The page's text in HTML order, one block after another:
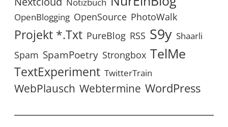
Notizbuch
OpenBlogging OpenSource PhotoWalk
Projekt *.txt PureBlog RSS S9y Shaarli
Spam SpamPoetry Strongbox TelMe
TextExperiment TwitterTrain
WebPlausch Webtermine WordPress